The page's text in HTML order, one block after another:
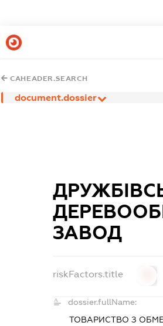
CAHEADER.SEARCH
document.dossier
ЗАВОД
riskFactors.title
dossier.fullName:
ТОВАРИСТВО З